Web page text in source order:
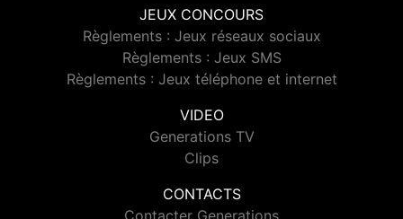
JEUX CONCOURS
Règlements : Jeux réseaux sociaux
Règlements : Jeux SMS
Règlements : Jeux téléphone et internet
VIDEO
Generations TV
Clips
CONTACTS